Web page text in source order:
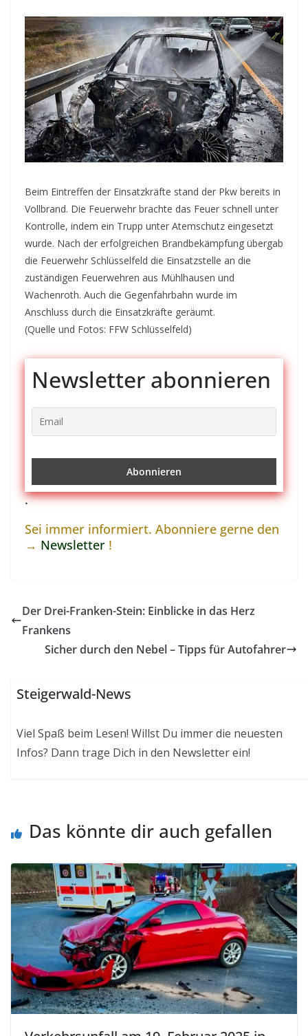
Beim Eintreffen der Einsatzkräfte stand der Pkw bereits in
Vollbrand. Die Feuerwehr brachte das Feuer schnell unter
Kontrolle, indem ein Trupp unter Atemschutz eingesetzt
wurde. Nach der erfolgreichen Brandbekämpfung übergab
die Feuerwehr Schlüsselfeld die Einsatzstelle an die
zuständigen Feuerwehren aus Mühlhausen und
Wachenroth. Auch die Gegenfahrbahn wurde im
Anschluss durch die Einsatzkräfte geräumt.
(Quelle und Fotos: FFW Schlüsselfeld)
Newsletter abonnieren
.
Sei immer informiert. Abonniere gerne den
→ Newsletter !
Der Drei-Franken-Stein: Einblicke in das Herz
Frankens
Sicher durch den Nebel – Tipps für Autofahrer
Steigerwald-News
Viel Spaß beim Lesen! Willst Du immer die neuesten
Infos? Dann trage Dich in den Newsletter ein!
Das könnte dir auch gefallen